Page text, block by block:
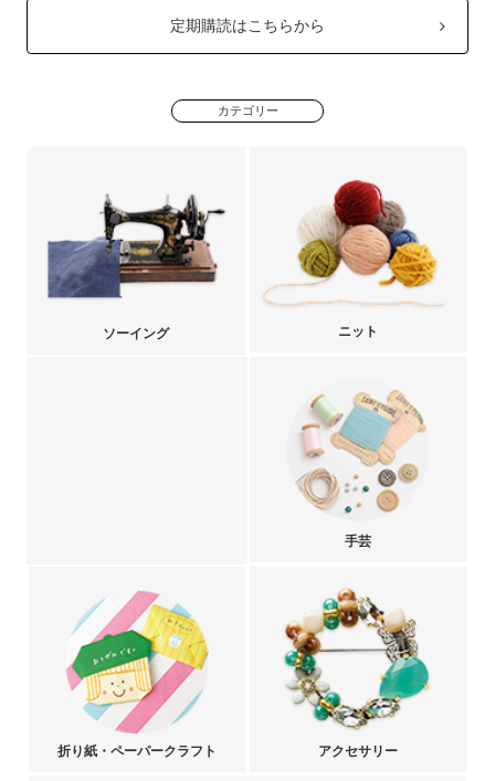
定期購読はこちらから
カテゴリー
ソーイング ニット
手芸
折り紙・ペーパークラフト アクセサリー